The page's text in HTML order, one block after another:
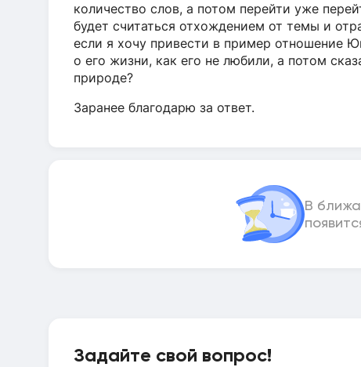
количество слов, а потом перейти уже
будет считаться отхождением от темы и
если я хочу привести в пример отношение
о его жизни, как его не любили, а потом
природе?
Заранее благодарю за ответ.
В
Задайте свой вопрос!